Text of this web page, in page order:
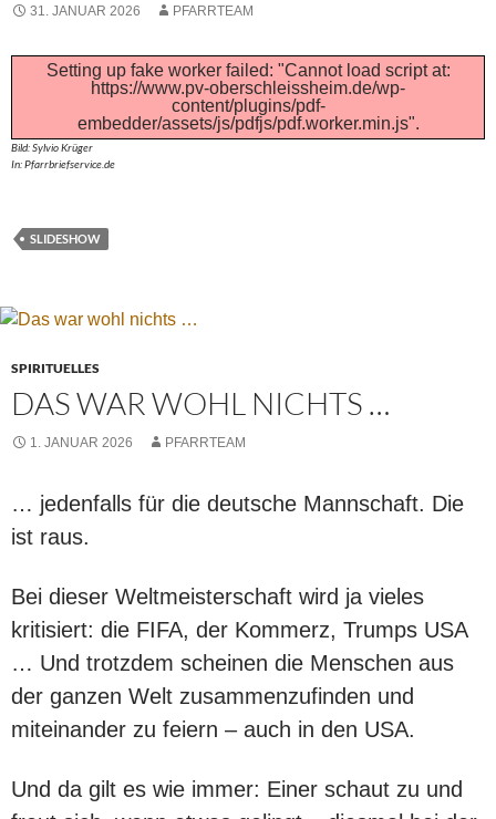
31. JANUAR 2026 PFARRTEAM
Setting up fake worker failed: "Cannot load script at:
https://www.pv-oberschleissheim.de/wp-
content/plugins/pdf-
embedder/assets/js/pdfjs/pdf.worker.min.js".
Bild: Sylvio Krüger
In: Pfarrbriefservice.de
SLIDESHOW
SPIRITUELLES
DAS WAR WOHL NICHTS …
1. JANUAR 2026 PFARRTEAM
… jedenfalls für die deutsche Mannschaft. Die
ist raus.
Bei dieser Weltmeisterschaft wird ja vieles
kritisiert: die FIFA, der Kommerz, Trumps USA
… Und trotzdem scheinen die Menschen aus
der ganzen Welt zusammenzufinden und
miteinander zu feiern – auch in den USA.
Und da gilt es wie immer: Einer schaut zu und